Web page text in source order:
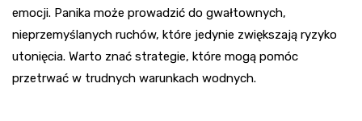
emocji. Panika może prowadzić do gwałtownych,
nieprzemyślanych ruchów, które jedynie zwiększają ryzyko
utonięcia. Warto znać strategie, które mogą pomóc
przetrwać w trudnych warunkach wodnych.